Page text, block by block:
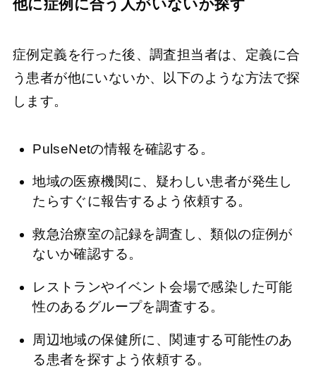
他に症例に合う人がいないか探す
症例定義を行った後、調査担当者は、定義に合
う患者が他にいないか、以下のような方法で探
します。
PulseNetの情報を確認する。
地域の医療機関に、疑わしい患者が発生し
たらすぐに報告するよう依頼する。
救急治療室の記録を調査し、類似の症例が
ないか確認する。
レストランやイベント会場で感染した可能
性のあるグループを調査する。
周辺地域の保健所に、関連する可能性のあ
る患者を探すよう依頼する。